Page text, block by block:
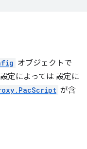
オブジェクトで
定によっては 設定に
が含